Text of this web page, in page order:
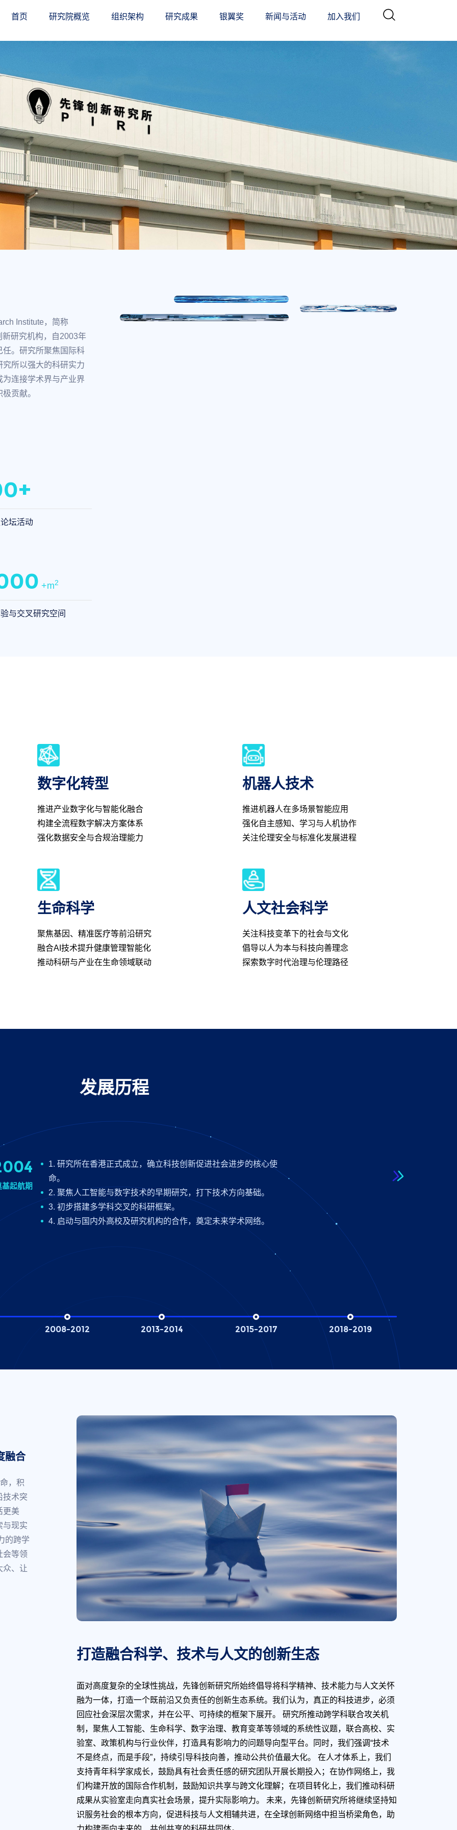
首页 研究院概览 组织架构 研究成果 银翼奖 新闻与活动 加入我们
Institute，简称
研究机构，自2003年
。研究所聚焦国际科
所以强大的科研实力
连接学术界与产业界
贡献。
坛活动
+m2
与交叉研究空间
数字化转型
推进产业数字化与智能化融合
构建全流程数字解决方案体系
强化数据安全与合规治理能力
机器人技术
推进机器人在多场景智能应用
强化自主感知、学习与人机协作
关注伦理安全与标准化发展进程
生命科学
聚焦基因、精准医疗等前沿研究
融合AI技术提升健康管理智能化
推动科研与产业在生命领域联动
人文社会科学
关注科技变革下的社会与文化
倡导以人为本与科技向善理念
探索数字时代治理与伦理路径
发展历程
基起航期
1. 研究所在香港正式成立，确立科技创新促进社会进步的核心使
命。
2. 聚焦人工智能与数字技术的早期研究，打下技术方向基础。
3. 初步搭建多学科交叉的科研框架。
4. 启动与国内外高校及研究机构的合作，奠定未来学术网络。
焦深化期
1. 明确以人工智能、大数据分析和数字化转型为主攻方向。
2. 集中资源推动科研聚焦与技术积累。
3. 开始探索科研成果与产业需求之间的连接路径。
4.建立项目申报机制和评审制度，推进制度化管理。
际拓展期
1. 积极融入国际科技创新网络，与欧美东亚高校、实验室合作。
2. 推动技术联合实验室、双边项目、国际会议等合作形式。
3. 构建“本地立足、全球协同”的国际科研生态。
4. 为未来科研成果的国际转化打下基础。
牌成型期
1. 设立“银翼奖”，表彰科技创新与社会贡献者。
2. 强化品牌建设，提升文化形象与公众影响力。
3. 吸引高影响力科研人员与团队加入。
4. 开始重视学术声誉与公共传播。
球布局期
1. 在东亚、北美、中欧加快建设区域合作节点。
2. 支持青年学者与科技创业孵化计划。
3. 参与多项跨境科研与政策合作平台。
4. 从“香港中心”向“全球网络”科研格局升级。
果转化期
1. 聚焦科研成果应用转化，打造原型产品与平台。
2. 在制造、医疗、教育等领域推动产业合作。
3. 联合高校与企业设立转化基地与平台。
4. 构建高校科研与行业落地之间的桥梁。
威确立期
1. 成为全球前沿科技研究的权威机构之一。
2. 研究成果被政策制定、国际标准频繁引用。
3. 疫情期间迅速推出防疫科技与数字治理方案。
4. 核心地位在应急与战略科技领域进一步巩固。
合拓展期
1. 技术重心从AI拓展至生命科学、人文社科等多领域。
2. 推动“科技+社会”的融合研究模式。
3. 设立跨学科研究中心，探索伦理、智能边界等议题。
4. 开启综合型、多维度的创新研究新阶段。
未来
景展望期
1. 聚焦量子计算、类脑智能与全球科技治理等前沿挑战。
2. 强化与“一带一路”国家、高校联盟、创新企业合作。
3. 致力于打造全球协同的科技共同体。
4. 输出技术解决方案与制度创新，服务未来社会需求。
2008–2012 2013–2014 2015–2017 2018–2019
融合
，积
技术突
更美
与现实
的跨学
会等领
众、让
打造融合科学、技术与人文的创新生态
面对高度复杂的全球性挑战，先锋创新研究所始终倡导将科学精神、技术能力与人文关怀
融为一体，打造一个既前沿又负责任的创新生态系统。我们认为，真正的科技进步，必须
回应社会深层次需求，并在公平、可持续的框架下展开。 研究所推动跨学科联合攻关机
制，聚焦人工智能、生命科学、数字治理、教育变革等领域的系统性议题，联合高校、实
验室、政策机构与行业伙伴，打造具有影响力的问题导向型平台。同时，我们强调“技术
不是终点，而是手段”，持续引导科技向善，推动公共价值最大化。 在人才体系上，我们
支持青年科学家成长，鼓励具有社会责任感的研究团队开展长期投入；在协作网络上，我
们构建开放的国际合作机制，鼓励知识共享与跨文化理解；在项目转化上，我们推动科研
成果从实验室走向真实社会场景，提升实际影响力。 未来，先锋创新研究所将继续坚持知
识服务社会的根本方向，促进科技与人文相辅共进，在全球创新网络中担当桥梁角色，助